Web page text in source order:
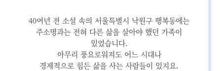
40여년 전 소설 속의 서울특별시 낙원구 행복동에는
주소명과는 전혀 다른 삶을 살아야 했던 가족이
있었습니다.
아무리 풍요로워져도 어느 시대나
경제적으로 힘든 삶을 사는 사람들이 있지요.